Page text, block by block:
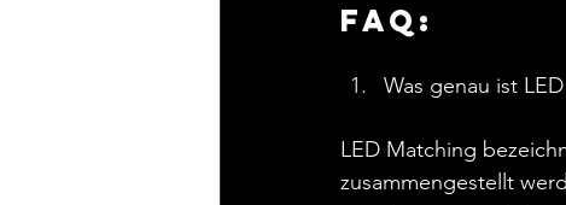
FAQ:
Was genau ist
LED Matching
zusammengestellt